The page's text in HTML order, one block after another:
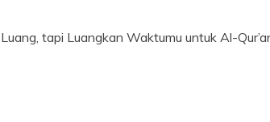
tapi Luangkan Waktumu untuk Al-